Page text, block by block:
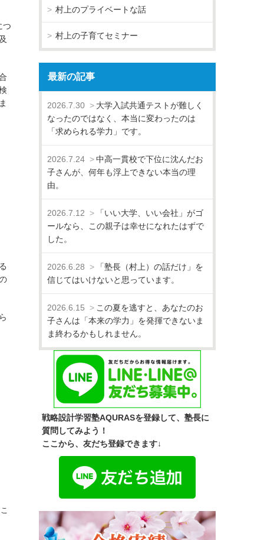
つ
村上のプライベートな話
村上の子育てセミナー
最新の記事
2026.7.30
大学入試共通テストが難しく
なったのではなく、本当に変わったのは
「求められる学力」です。
2026.7.24
中高一貫校で下位に沈んだお
子さんが、何年も浮上できない本当の理
由。
2026.7.12
「いい大学、いい会社」がゴ
ールなら、この親子は幸せになれたはずで
した。
2026.6.28
「塾長（村上）の話だけ」を
信じてはいけないと思っています。
2026.6.15
この夏を逃すと、あなたのお
子さんは「本来の学力」を発揮できないま
ま終わるかもしれません。
戦略設計学習塾AQURASを登録して、塾長に
質問してみよう！
ここから、友だち登録できます↓